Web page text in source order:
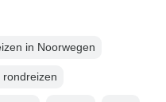
in Noorwegen
rondreizen